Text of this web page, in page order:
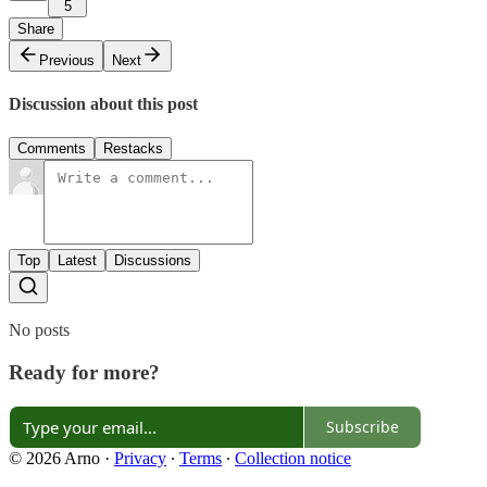
5
Share
Previous
Next
Discussion about this post
Comments Restacks
Top Latest Discussions
No posts
Ready for more?
Subscribe
© 2026 Arno · Privacy ∙ Terms ∙ Collection notice